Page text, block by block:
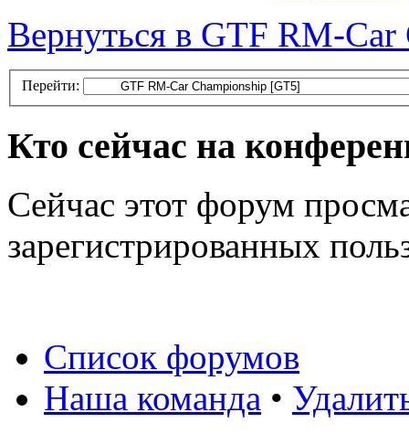
Вернуться в GTF RM-
Перейти:
Кто сейчас на
Сейчас этот форум
зарегистрированных
Список форумов
Наша команда •